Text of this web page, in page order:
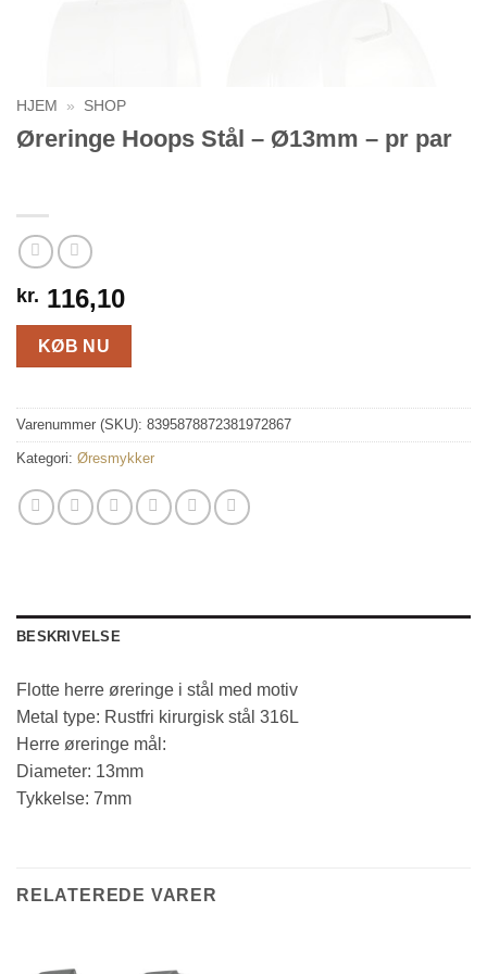
HJEM » SHOP
Øreringe Hoops Stål – Ø13mm – pr par
kr. 116,10
KØB NU
Varenummer (SKU): 8395878872381972867
Kategori: Øresmykker
BESKRIVELSE
Flotte herre øreringe i stål med motiv
Metal type: Rustfri kirurgisk stål 316L
Herre øreringe mål:
Diameter: 13mm
Tykkelse: 7mm
RELATEREDE VARER